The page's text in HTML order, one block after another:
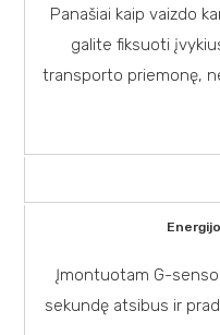
Panašiai kaip vaizdo
galite fiksuoti
transporto priemonę,
Įmontuotam G-
sekundę atsibus ir